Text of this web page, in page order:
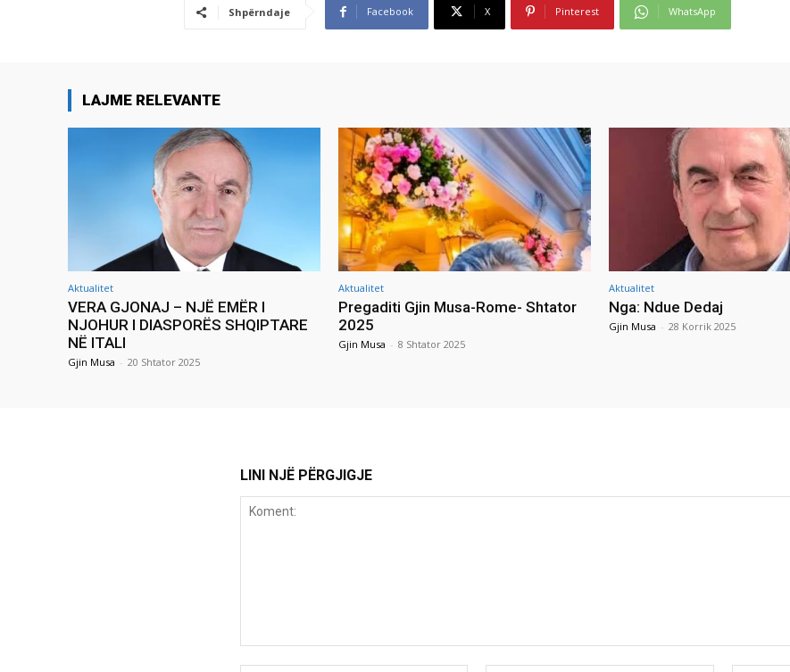
Shpërndaje Facebook X Pinterest WhatsApp
LAJME RELEVANTE
Aktualitet
VERA GJONAJ – NJË EMËR I
NJOHUR I DIASPORËS SHQIPTARE
NË ITALI
Gjin Musa - 20 Shtator 2025
Aktualitet
Pregaditi Gjin Musa-Rome- Shtator
2025
Gjin Musa - 8 Shtator 2025
Aktualitet
Nga: Ndue Dedaj
Gjin Musa - 28 Korrik 2025
LINI NJË PËRGJIGJE